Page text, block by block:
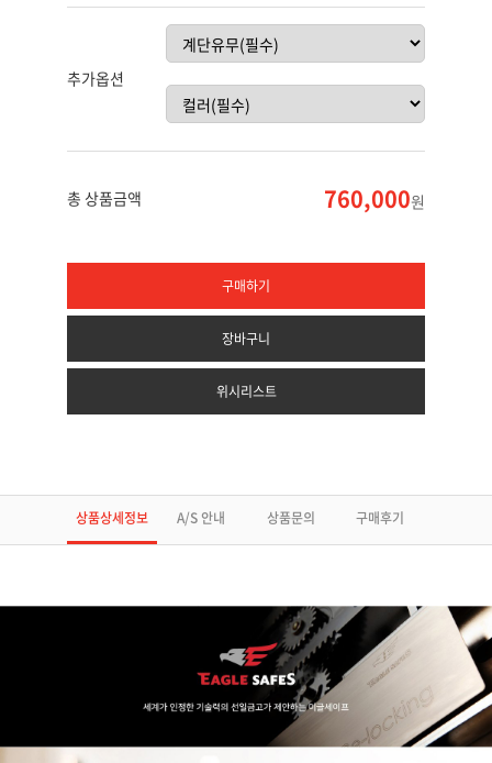
추가옵션
총 상품금액 760,000원
구매하기
장바구니
위시리스트
상품상세정보 A/S 안내 상품문의 구매후기